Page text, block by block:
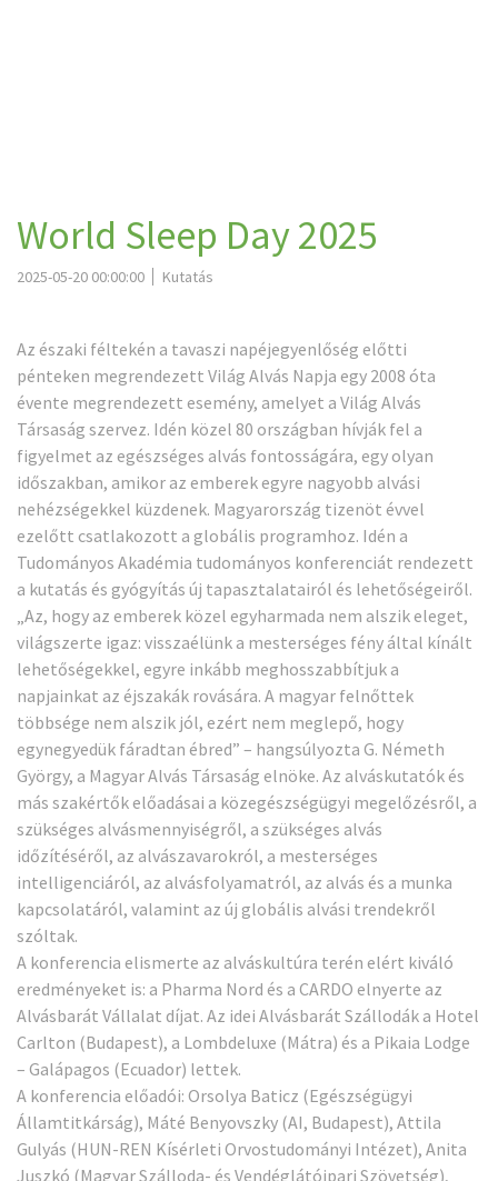
World Sleep Day 2025
2025-05-20 00:00:00 Kutatás
Az északi féltekén a tavaszi napéjegyenlőség előtti
pénteken megrendezett Világ Alvás Napja egy 2008 óta
évente megrendezett esemény, amelyet a Világ Alvás
Társaság szervez. Idén közel 80 országban hívják fel a
figyelmet az egészséges alvás fontosságára, egy olyan
időszakban, amikor az emberek egyre nagyobb alvási
nehézségekkel küzdenek. Magyarország tizenöt évvel
ezelőtt csatlakozott a globális programhoz. Idén a
Tudományos Akadémia tudományos konferenciát rendezett
a kutatás és gyógyítás új tapasztalatairól és lehetőségeiről.
„Az, hogy az emberek közel egyharmada nem alszik eleget,
világszerte igaz: visszaélünk a mesterséges fény által kínált
lehetőségekkel, egyre inkább meghosszabbítjuk a
napjainkat az éjszakák rovására. A magyar felnőttek
többsége nem alszik jól, ezért nem meglepő, hogy
egynegyedük fáradtan ébred” – hangsúlyozta G. Németh
György, a Magyar Alvás Társaság elnöke. Az alváskutatók és
más szakértők előadásai a közegészségügyi megelőzésről, a
szükséges alvásmennyiségről, a szükséges alvás
időzítéséről, az alvászavarokról, a mesterséges
intelligenciáról, az alvásfolyamatról, az alvás és a munka
kapcsolatáról, valamint az új globális alvási trendekről
szóltak.
A konferencia elismerte az alváskultúra terén elért kiváló
eredményeket is: a Pharma Nord és a CARDO elnyerte az
Alvásbarát Vállalat díjat. Az idei Alvásbarát Szállodák a Hotel
Carlton (Budapest), a Lombdeluxe (Mátra) és a Pikaia Lodge
– Galápagos (Ecuador) lettek.
A konferencia előadói: Orsolya Baticz (Egészségügyi
Államtitkárság), Máté Benyovszky (AI, Budapest), Attila
Gulyás (HUN-REN Kísérleti Orvostudományi Intézet), Anita
Juszkó (Magyar Szálloda- és Vendéglátóipari Szövetség),